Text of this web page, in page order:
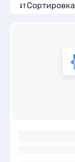
Сортировка